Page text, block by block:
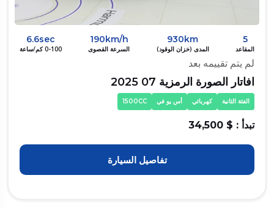
5
المقاعد
930km
المدى (خزان الوقود)
190km/h
السرعة القصوى
6.6sec
0-100 كم/ساعة
لم يتم تقييمه بعد
افاتار الصورة الرمزية 07 2025
الفئة الثانية كهربائي أس يو في 1500CC
تبدأ : $ 34,500
تفاصيل السيارة